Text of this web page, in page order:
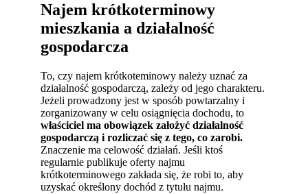
Najem krótkoterminowy
mieszkania a działalność
gospodarcza
To, czy najem krótkoteminowy należy uznać za
działalność gospodarczą, zależy od jego charakteru.
Jeżeli prowadzony jest w sposób powtarzalny i
zorganizowany w celu osiągnięcia dochodu, to
właściciel ma obowiązek założyć działalność
gospodarczą i rozliczać się z tego, co zarobi.
Znaczenie ma celowość działań. Jeśli ktoś
regularnie publikuje oferty najmu
krótkoterminowego zakłada się, że robi to, aby
uzyskać określony dochód z tytułu najmu.